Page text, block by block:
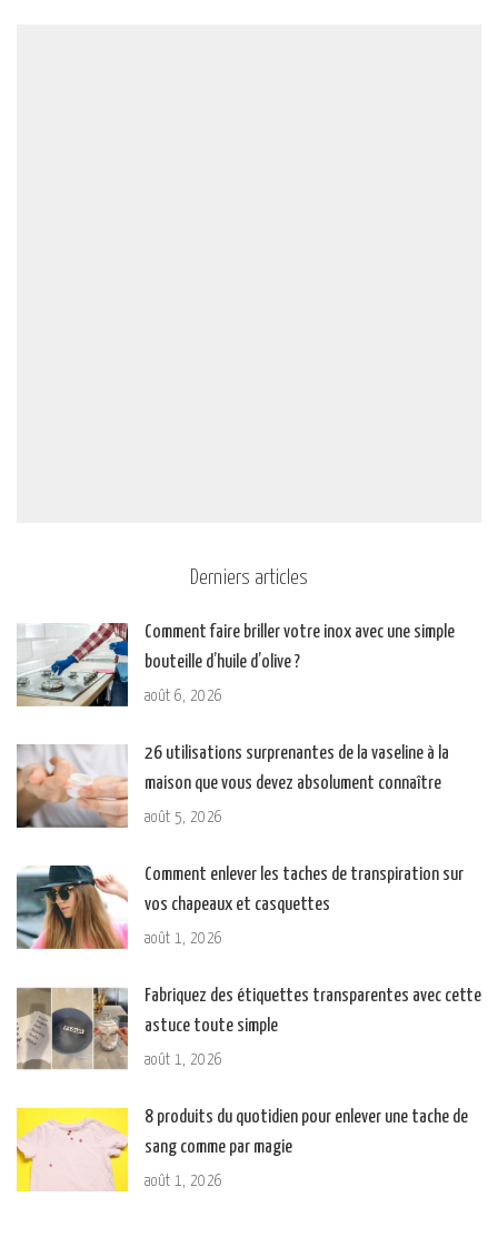
Derniers articles
Comment faire briller votre inox avec une simple
bouteille d’huile d’olive ?
août 6, 2026
26 utilisations surprenantes de la vaseline à la
maison que vous devez absolument connaître
août 5, 2026
Comment enlever les taches de transpiration sur
vos chapeaux et casquettes
août 1, 2026
Fabriquez des étiquettes transparentes avec cette
astuce toute simple
août 1, 2026
8 produits du quotidien pour enlever une tache de
sang comme par magie
août 1, 2026